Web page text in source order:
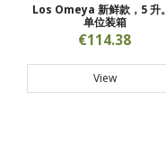
Los Omeya 新鲜款，5 升
单位装箱
€114.38
View